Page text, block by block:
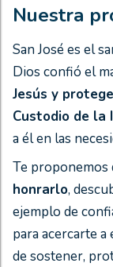
Nuestra
San José es el
Dios confió el
Jesús y
Custodio de la
a él en las
Te proponemos
honrarlo,
ejemplo de
para acercarte a
de sostener,